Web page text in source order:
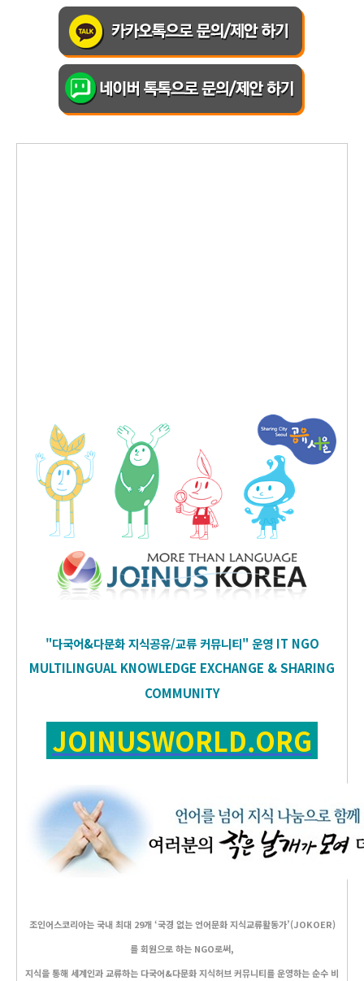
"다국어&다문화 지식공유/교류 커뮤니티" 운영 IT NGO
MULTILINGUAL KNOWLEDGE EXCHANGE & SHARING
COMMUNITY
JOINUSWORLD.ORG
조인어스코리아는 국내 최대 29개 ‘국경 없는 언어문화 지식교류활동가’(JOKOER)
를 회원으로 하는 NGO로써,
지식을 통해 세계인과 교류하는 다국어&다문화 지식허브 커뮤니티를 운영하는 순수 비